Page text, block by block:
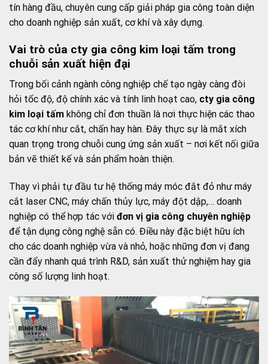
tín hàng đầu, chuyên cung cấp giải pháp gia công toàn diện
cho doanh nghiệp sản xuất, cơ khí và xây dựng.
Vai trò của cty gia công kim loại tấm trong
chuỗi sản xuất hiện đại
Trong bối cảnh ngành công nghiệp chế tạo ngày càng đòi
hỏi tốc độ, độ chính xác và tính linh hoạt cao, cty gia công
kim loại tấm không chỉ đơn thuần là nơi thực hiện các thao
tác cơ khí như cắt, chấn hay hàn. Đây thực sự là mắt xích
quan trọng trong chuỗi cung ứng sản xuất – nơi kết nối giữa
bản vẽ thiết kế và sản phẩm hoàn thiện.
Thay vì phải tự đầu tư hệ thống máy móc đắt đỏ như máy
cắt laser CNC, máy chấn thủy lực, máy đột dập,… doanh
nghiệp có thể hợp tác với đơn vị gia công chuyên nghiệp
để tận dụng công nghệ sẵn có. Điều này đặc biệt hữu ích
cho các doanh nghiệp vừa và nhỏ, hoặc những đơn vị đang
cần đẩy nhanh quá trình R&D, sản xuất thử nghiệm hay gia
công số lượng linh hoạt.